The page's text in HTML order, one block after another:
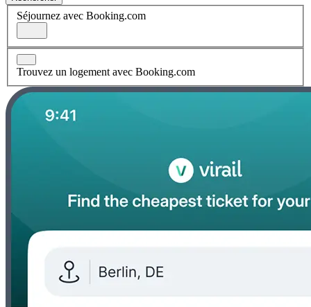
Séjournez avec Booking.com
Trouvez un logement avec Booking.com